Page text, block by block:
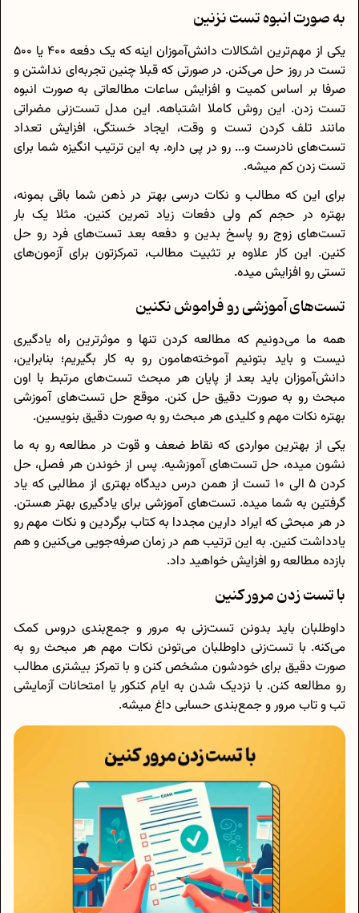
به صورت انبوه تست نزنین
یکی از مهم‌ترین اشکالات دانش‌آموزان اینه که یک‌ دفعه 400 یا 500
تست در روز حل می‌کنن. در صورتی که قبلا چنین تجربه‌ای نداشتن و
صرفا بر اساس کمیت و افزایش ساعات مطالعاتی به صورت انبوه
تست زدن. این روش کاملا اشتباهه. این مدل تست‌زنی مضراتی
مانند تلف کردن تست و وقت، ایجاد خستگی، افزایش تعداد
تست‌های نادرست و... رو در پی داره. به این ترتیب انگیزه شما برای
تست زدن کم میشه.
برای این که مطالب و نکات درسی بهتر در ذهن‌ شما باقی بمونه،
بهتره در حجم کم ولی دفعات زیاد تمرین کنین. مثلا یک بار
تست‌های زوج رو پاسخ بدین و دفعه بعد تست‌های فرد رو حل
کنین. این کار علاوه بر تثبیت مطالب، تمرکزتون برای آزمون‌های
تستی رو افزایش میده.
تست‌های آموزشی رو فراموش نکنین
همه ما می‌دونیم که مطالعه کردن تنها و موثرترین راه یادگیری
نیست و باید بتونیم آموخته‌هامون رو به کار بگیریم؛ بنابراین،
دانش‌آموزان باید بعد از پایان هر مبحث تست‌های مرتبط با اون
مبحث رو به صورت دقیق حل کنن. موقع حل تست‌های آموزشی
بهتره نکات مهم و کلیدی هر مبحث رو به صورت دقیق بنویسین.
یکی از بهترین مواردی که نقاط ضعف و قوت در مطالعه رو به ما
نشون میده، حل تست‌های آموزشیه. پس از خوندن هر فصل، حل
کردن 5 الی 10 تست از همن درس دیدگاه بهتری از مطالبی که یاد
گرفتین به شما میده. تست‌های آموزشی برای یادگیری بهتر هستن.
در هر مبحثی که ایراد دارین مجددا به کتاب برگردین و نکات مهم رو
یادداشت کنین. به این ترتیب هم در زمان صرفه‌جویی می‌کنین و هم
بازده مطالعه رو افزایش خواهید داد.
با تست زدن مرور کنین
داوطلبان باید بدونن تست‌زنی به مرور و جمع‌بندی دروس کمک
می‌کنه. با تست‌زنی داوطلبان می‌تونن نکات مهم هر مبحث رو به
صورت دقیق برای خودشون مشخص کنن و با تمرکز بیشتری مطالب
رو مطالعه کنن. با نزدیک شدن به ایام کنکور یا امتحانات آزمایشی
تب و تاب مرور و جمع‌بندی حسابی داغ میشه.